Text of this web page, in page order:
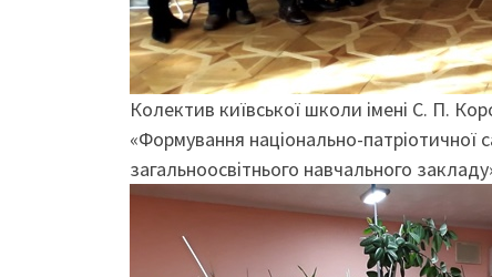
Колектив київської школи імені С. П.
«Формування національно-патріотичної
загальноосвітнього навчального